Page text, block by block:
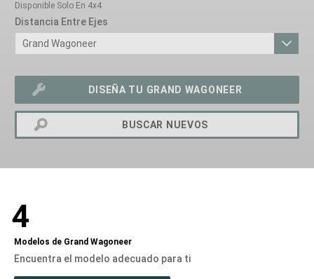
Disponible Solo En 4x4
Distancia Entre Ejes
DISEÑA TU GRAND WAGONEER
BUSCAR NUEVOS
4
Modelos de Grand Wagoneer
Encuentra el modelo adecuado para ti